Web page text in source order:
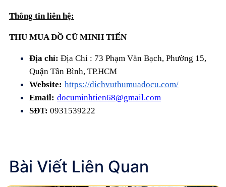
Thông tin liên hệ:
THU MUA ĐỒ CŨ MINH TIẾN
Địa chỉ: Địa Chỉ : 73 Phạm Văn Bạch, Phường 15,
Quận Tân Bình, TP.HCM
Website: https://dichvuthumuadocu.com/
Email: documinhtien68@gmail.com
SĐT: 0931539222
Bài Viết Liên Quan